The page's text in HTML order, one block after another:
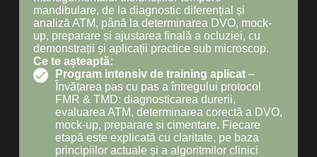
mandibulare, de la diagnostic diferențial și
analiză ATM, până la determinarea DVO, mock-
up, preparare și ajustarea finală a ocluziei, cu
demonstrații și aplicații practice sub microscop.
Ce te așteaptă:
Program intensiv de training aplicat –
Învățarea pas cu pas a întregului protocol
FMR & TMD: diagnosticarea durerii,
evaluarea ATM, determinarea corectă a DVO,
mock-up, preparare și cimentare. Fiecare
etapă este explicată cu claritate, pe baza
principiilor actuale și a algoritmilor clinici